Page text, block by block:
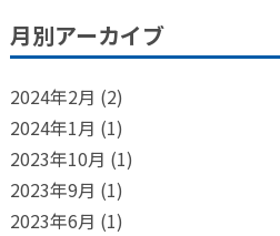
月別アーカイブ
2024年2月 (2)
2024年1月 (1)
2023年10月 (1)
2023年9月 (1)
2023年6月 (1)